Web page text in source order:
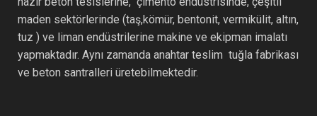
maden sektörlerinde (taş,kömür, bentonit, vermikülit, altın,
tuz ) ve liman endüstrilerine makine ve ekipman imalatı
yapmaktadır. Aynı zamanda anahtar teslim tuğla fabrikası
ve beton santralleri üretebilmektedir.